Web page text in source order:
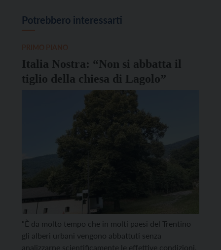
Potrebbero interessarti
Italia Nostra: “Non si abbatta il
tiglio della chiesa di Lagolo”
“È da molto tempo che in molti paesi del Trentino
gli alberi urbani vengono abbattuti senza
analizzarne scientificamente le effettive condizioni.